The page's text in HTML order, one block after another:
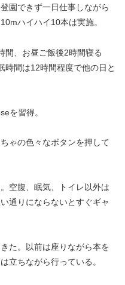
園できず一日仕事しながら
ハイハイ10本は実施。
間、お昼ご飯後2時間寝る
時間は12時間程度で他の日と
を習得。
ゃの色々なボタンを押して
空腹、眠気、トイレ以外は
通りにならないとすぐギャ
た。以前は座りながら本を
立ちながら行っている。